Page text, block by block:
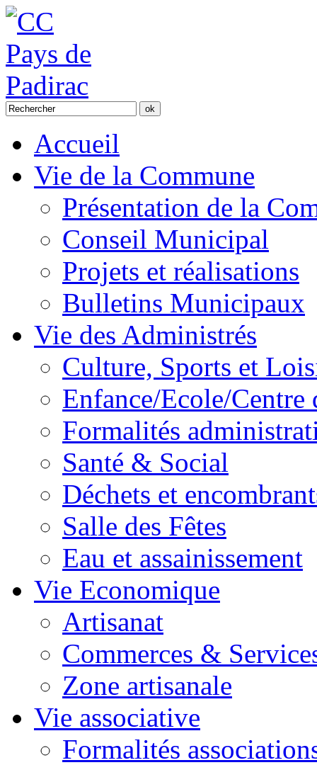
Accueil
Vie de la Commune
Présentation de la
Conseil Municipal
Projets et réalisations
Bulletins Municipaux
Vie des Administrés
Culture, Sports et
Enfance/Ecole/Centre
Formalités
Santé & Social
Déchets et
Salle des Fêtes
Eau et assainissement
Vie Economique
Artisanat
Commerces &
Zone artisanale
Vie associative
Formalités